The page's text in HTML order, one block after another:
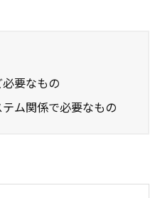
要なもの
ム関係で必要なもの